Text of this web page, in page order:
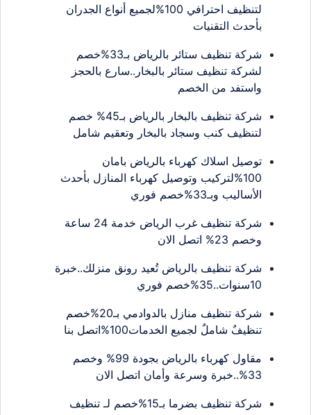
لتنظيف احترافي 100%لجميع أنواع الجدران
بأحدث التقنيات
شركة تنظيف ستائر بالرياض بـ33%خصم
لشركة تنظيف ستائر بالبخار..سارع بالحجز
واستفد من الخصم
شركة تنظيف بالبخار بالرياض بـ45% خصم
لتنظيف كنب وسجاد بالبخار وتعقيم شامل
توصيل اسلاك كهرباء بالرياض بامان
100%لتركيب وتوصيل كهرباء المنازل بأحدث
الأساليب وبـ33%خصم فوري
شركة تنظيف غرب الرياض خدمة 24 ساعة
شركة تنظيف بالرياض تُعيد رونق منزلك..خبرة
شركة تنظيف منازل بالدوادمي بـ20%خصم
تنظيفٌ شاملٌ لجميع الخدمات100%اتصل بنا
مقاول كهرباء بالرياض بجودة 99% وخصم
شركة تنظيف بضرما بـ15%خصم لـ تنظيف